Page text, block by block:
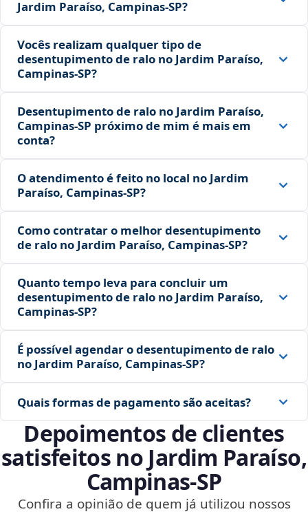
Jardim Paraíso, Campinas‑SP?
Vocês realizam qualquer tipo de
desentupimento de ralo no Jardim Paraíso,
Campinas‑SP?
Desentupimento de ralo no Jardim Paraíso,
Campinas‑SP próximo de mim é mais em
conta?
O atendimento é feito no local no Jardim
Paraíso, Campinas‑SP?
Como contratar o melhor desentupimento
de ralo no Jardim Paraíso, Campinas‑SP?
Quanto tempo leva para concluir um
desentupimento de ralo no Jardim Paraíso,
Campinas‑SP?
É possível agendar o desentupimento de ralo
no Jardim Paraíso, Campinas‑SP?
Quais formas de pagamento são aceitas?
Depoimentos de clientes
satisfeitos no Jardim Paraíso,
Campinas‑SP
Confira a opinião de quem já utilizou nossos